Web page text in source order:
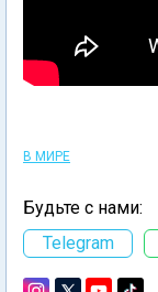
В МИРЕ
Будьте с нами:
Telegram